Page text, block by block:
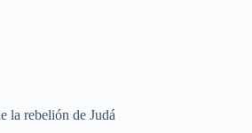
la rebelión de Judá